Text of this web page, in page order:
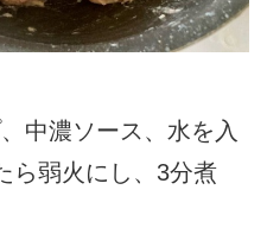
中濃ソース、水を入
ら弱火にし、3分煮